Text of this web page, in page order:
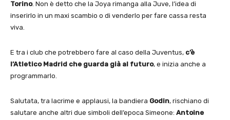
Torino. Non è detto che la Joya rimanga alla Juve, l’idea di
inserirlo in un maxi scambio o di venderlo per fare cassa resta
viva.
E tra i club che potrebbero fare al caso della Juventus, c’è
l’Atletico Madrid che guarda già al futuro, e inizia anche a
programmarlo.
Salutata, tra lacrime e applausi, la bandiera Godin, rischiano di
salutare anche altri due simboli dell’epoca Simeone: Antoine